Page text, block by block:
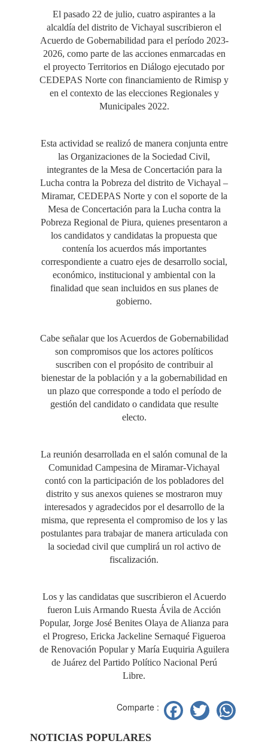
El pasado 22 de julio, cuatro aspirantes a la
alcaldía del distrito de Vichayal suscribieron el
Acuerdo de Gobernabilidad para el período 2023-
2026, como parte de las acciones enmarcadas en
el proyecto Territorios en Diálogo ejecutado por
CEDEPAS Norte con financiamiento de Rimisp y
en el contexto de las elecciones Regionales y
Municipales 2022.
Esta actividad se realizó de manera conjunta entre
las Organizaciones de la Sociedad Civil,
integrantes de la Mesa de Concertación para la
Lucha contra la Pobreza del distrito de Vichayal –
Miramar, CEDEPAS Norte y con el soporte de la
Mesa de Concertación para la Lucha contra la
Pobreza Regional de Piura, quienes presentaron a
los candidatos y candidatas la propuesta que
contenía los acuerdos más importantes
correspondiente a cuatro ejes de desarrollo social,
económico, institucional y ambiental con la
finalidad que sean incluidos en sus planes de
gobierno.
Cabe señalar que los Acuerdos de Gobernabilidad
son compromisos que los actores políticos
suscriben con el propósito de contribuir al
bienestar de la población y a la gobernabilidad en
un plazo que corresponde a todo el período de
gestión del candidato o candidata que resulte
electo.
La reunión desarrollada en el salón comunal de la
Comunidad Campesina de Miramar-Vichayal
contó con la participación de los pobladores del
distrito y sus anexos quienes se mostraron muy
interesados y agradecidos por el desarrollo de la
misma, que representa el compromiso de los y las
postulantes para trabajar de manera articulada con
la sociedad civil que cumplirá un rol activo de
fiscalización.
Los y las candidatas que suscribieron el Acuerdo
fueron Luis Armando Ruesta Ávila de Acción
Popular, Jorge José Benites Olaya de Alianza para
el Progreso, Ericka Jackeline Sernaqué Figueroa
de Renovación Popular y María Euquiria Aguilera
de Juárez del Partido Político Nacional Perú
Libre.
Comparte : Facebook
Twitter
NOTICIAS POPULARES